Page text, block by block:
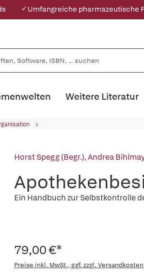
✓ Umfangreiche pharmazeutische
Weitere Literatur
Horst Spegg (Begr.),Andrea
Ein Handbuch zur Selbstkontrolle
79,00 €*
Preise inkl. MwSt., ggf. zzgl. Versandkosten